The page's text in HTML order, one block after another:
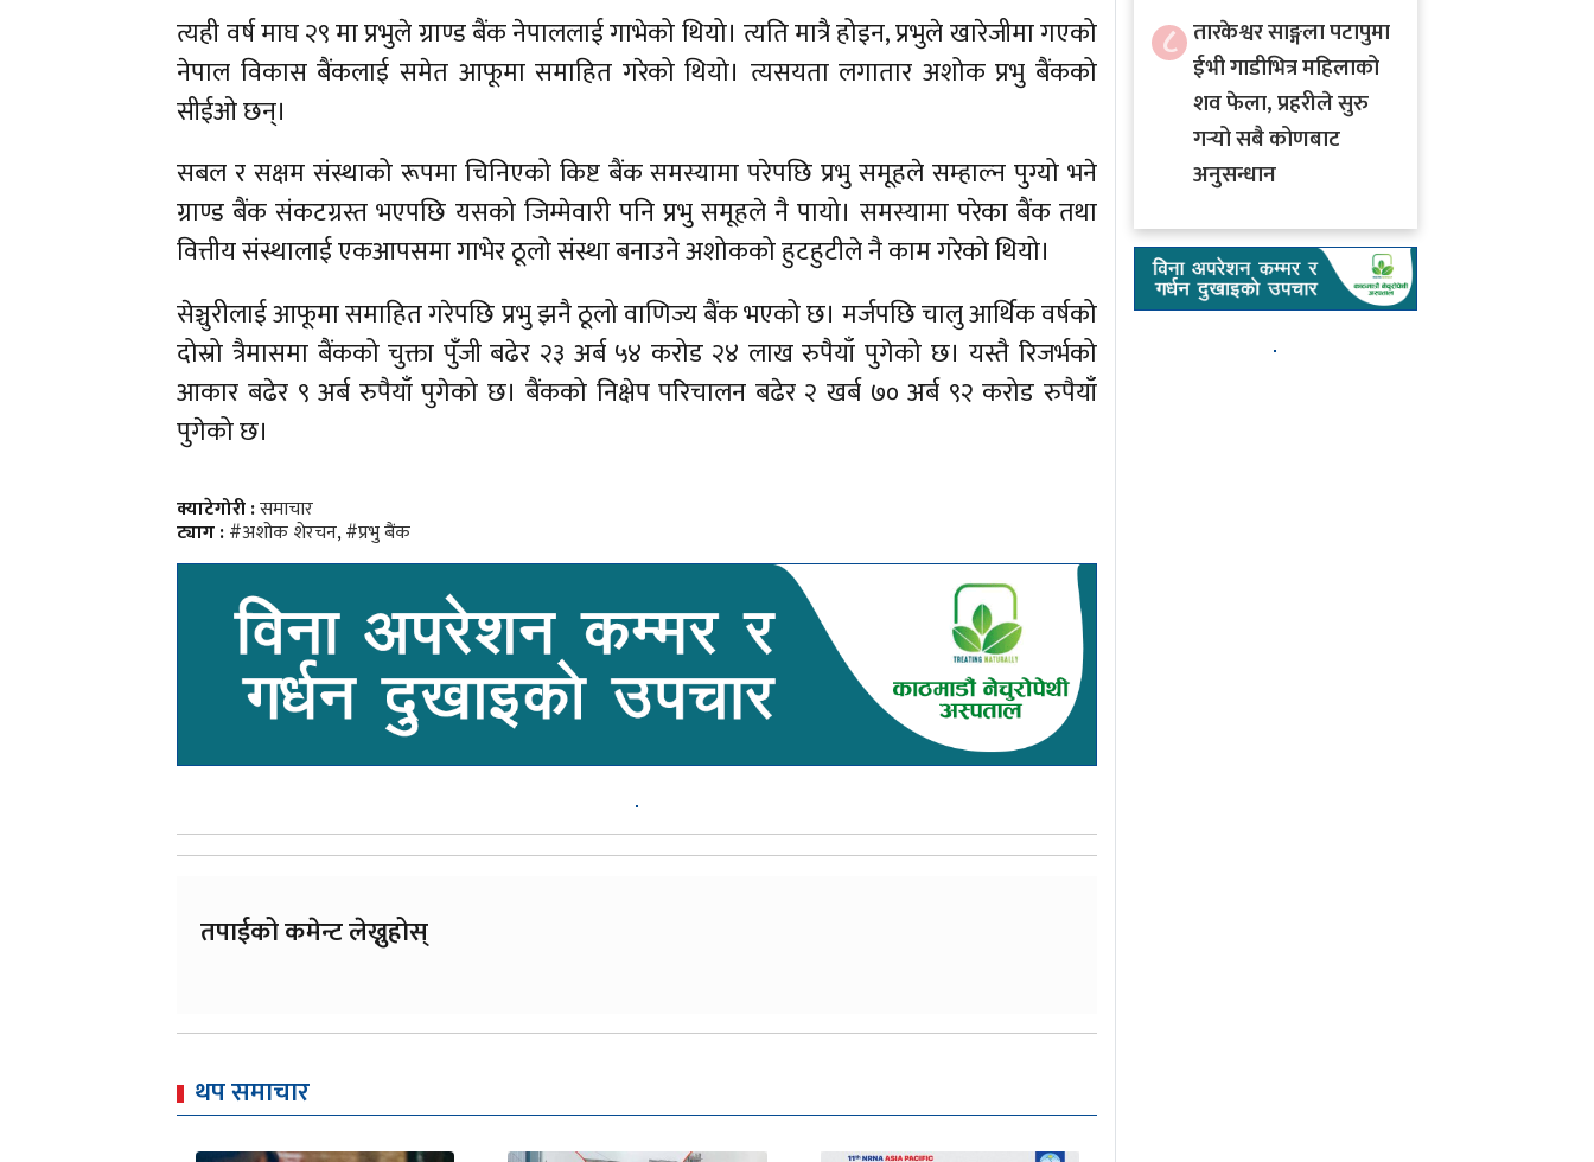
त्यही वर्ष माघ २९ मा प्रभुले ग्राण्ड बैंक नेपाललाई गाभेको थियो। त्यति मात्रै होइन, प्रभुले खारेजीमा गएको
नेपाल विकास बैंकलाई समेत आफूमा समाहित गरेको थियो। त्यसयता लगातार अशोक प्रभु बैंकको
सीईओ छन्।
सबल र सक्षम संस्थाको रूपमा चिनिएको किष्ट बैंक समस्यामा परेपछि प्रभु समूहले सम्हाल्न पुग्यो भने
ग्राण्ड बैंक संकटग्रस्त भएपछि यसको जिम्मेवारी पनि प्रभु समूहले नै पायो। समस्यामा परेका बैंक तथा
वित्तीय संस्थालाई एकआपसमा गाभेर ठूलो संस्था बनाउने अशोकको हुटहुटीले नै काम गरेको थियो।
सेञ्चुरीलाई आफूमा समाहित गरेपछि प्रभु झनै ठूलो वाणिज्य बैंक भएको छ। मर्जपछि चालु आर्थिक वर्षको
दोस्रो त्रैमासमा बैंकको चुक्ता पुँजी बढेर २३ अर्ब ५४ करोड २४ लाख रुपैयाँ पुगेको छ। यस्तै रिजर्भको
आकार बढेर ९ अर्ब रुपैयाँ पुगेको छ। बैंकको निक्षेप परिचालन बढेर २ खर्ब ७० अर्ब ९२ करोड रुपैयाँ
पुगेको छ।
क्याटेगोरी :समाचार
ट्याग :#अशोक शेरचन,#प्रभु बैंक
तपाईको कमेन्ट लेख्नुहोस्
थप समाचार
८ तारकेश्वर साङ्गला पटापुमा
ईभी गाडीभित्र महिलाको
शव फेला, प्रहरीले सुरु
गर्‍यो सबै कोणबाट
अनुसन्धान